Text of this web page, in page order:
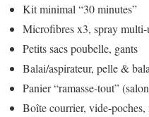
Kit minimal “30 minutes”
Microfibres x3, spray multi-
Petits sacs poubelle, gants
Balai/aspirateur, pelle &
Panier “ramasse-tout”
Boîte courrier, vide-poches,